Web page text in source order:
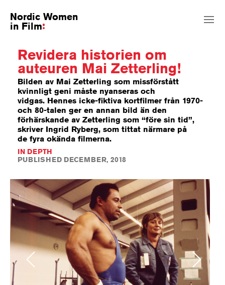
Nordic Women
in Film
Revidera historien om
auteuren Mai Zetterling!
Bilden av Mai Zetterling som missförstått
kvinnligt geni måste nyanseras och
vidgas. Hennes icke-fiktiva kortfilmer från 1970-
och 80-talen ger en annan bild än den
förhärskande av Zetterling som “före sin tid”,
skriver Ingrid Ryberg, som tittat närmare på
de fyra okända filmerna.
IN DEPTH
PUBLISHED DECEMBER, 2018
Previous Next